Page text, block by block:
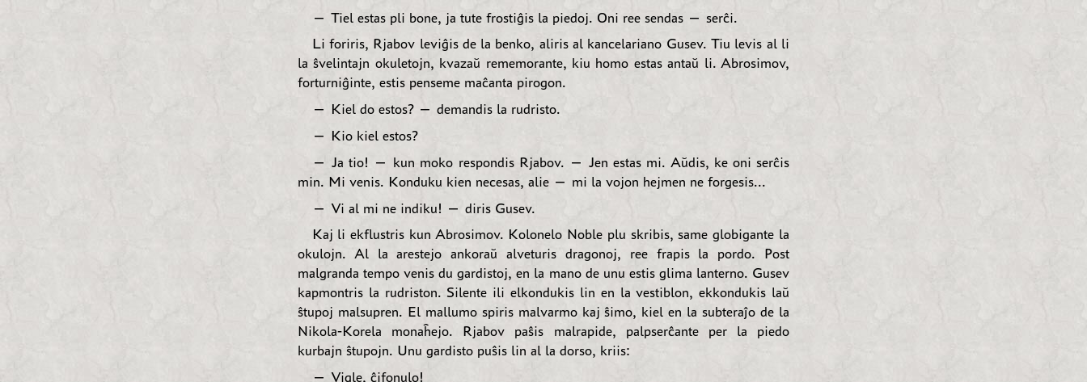
— Tiel estas pli bone, ja tute frostiĝis la piedoj. Oni ree sendas — serĉi.
Li foriris, Rjabov leviĝis de la benko, aliris al kancelariano Gusev. Tiu levis al li
la ŝvelintajn okuletojn, kvazaŭ rememorante, kiu homo estas antaŭ li. Abrosimov,
forturniĝinte, estis penseme maĉanta pirogon.
— Kiel do estos? — demandis la rudristo.
— Kio kiel estos?
— Ja tio! — kun moko respondis Rjabov. — Jen estas mi. Aŭdis, ke oni serĉis
min. Mi venis. Konduku kien necesas, alie — mi la vojon hejmen ne forgesis...
— Vi al mi ne indiku! — diris Gusev.
Kaj li ekflustris kun Abrosimov. Kolonelo Noble plu skribis, same globigante la
okulojn. Al la arestejo ankoraŭ alveturis dragonoj, ree frapis la pordo. Post
malgranda tempo venis du gardistoj, en la mano de unu estis glima lanterno. Gusev
kapmontris la rudriston. Silente ili elkondukis lin en la vestiblon, ekkondukis laŭ
ŝtupoj malsupren. El mallumo spiris malvarmo kaj ŝimo, kiel en la subteraĵo de la
Nikola-Korela monaĥejo. Rjabov paŝis malrapide, palpserĉante per la piedo
kurbajn ŝtupojn. Unu gardisto puŝis lin al la dorso, kriis:
— Vigle, ĉifonulo!